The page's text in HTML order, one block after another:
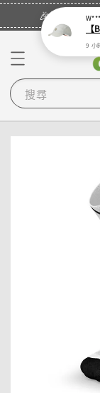
🎉登入會員
搜尋
9 小